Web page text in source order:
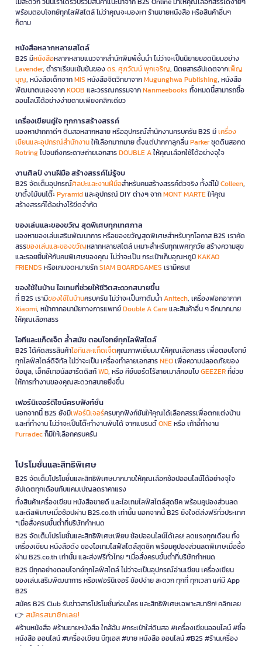
พร้อมตอบโจทย์ทุกไลฟ์สไตล์ ไม่ว่าคุณจะมองหา ร้านขายหนังสือ หรือสินค้าอื่นๆ
ก็ตาม
หนังสือหลากหลายสไตล์
B2S มีหนังสือหลากหลายแนวจากสำนักพิมพ์ชั้นนำ ไม่ว่าจะเป็นนิยายยอดนิยมอย่าง
Lavender, ตำราเรียนเข้มข้นของดร. ศุภวัฒน์ พุกเจริญ, นิตยสารอัปเดตจากเพ็ญ
บุญ, หนังสือเด็กจากMIS หนังสือจิตวิทยาจากMugunghwa Publishing, หนังสือ
พัฒนาตนเองจากKOOB และวรรณกรรมจากNanmeebooks ทั้งหมดนี้สามารถซื้อ
ออนไลน์ได้อย่างง่ายดายเพียงคลิกเดียว
เครื่องเขียนคู่ใจ ทุกการสร้างสรรค์
มองหาปากกาดีๆ ดินสอหลากหลาย หรืออุปกรณ์สำนักงานครบครัน B2S มีเครื่อง
เขียนและอุปกรณ์สำนักงานให้เลือกมากมาย ตั้งแต่ปากกาลูกลื่นParkerชุดดินสอกด
Rotringไปจนถึงกระดาษถ่ายเอกสารDOUBLE Aให้คุณเลือกใช้ได้อย่างจุใจ
งานศิลป์ งานฝีมือ สร้างสรรค์ไม่รู้จบ
B2S จัดเต็มอุปกรณ์ศิลปะและงานฝีมือสำหรับคนสร้างสรรค์ตัวจริง ทั้งสีไม้Colleen,
ขาตั้งไม้บนโต๊ะPyramidและอุปกรณ์ DIY ต่างๆ จากMONT MARTEให้คุณ
สร้างสรรค์ได้อย่างไร้ขีดจำกัด
ของเล่นและของขวัญ สุดพิเศษทุกเทศกาล
มองหาของเล่นเสริมพัฒนาการ หรือของขวัญสุดพิเศษสำหรับทุกโอกาส B2S เราคัด
สรรของเล่นและของขวัญหลากหลายสไตล์ เหมาะสำหรับทุกเพศทุกวัย สร้างความสุข
และรอยยิ้มให้กับคนพิเศษของคุณ ไม่ว่าจะเป็น กระเป๋าเก็บอุณหภูมิKAKAO
FRIENDS หรือเกมจดหมายรักSIAM BOARDGAMES เรามีครบ!
ของใช้ในบ้าน ไอเทมที่ช่วยให้ชีวิตสะดวกสบายขึ้น
ที่ B2S เรามีของใช้ในบ้านครบครัน ไม่ว่าจะเป็นกาต้มน้ำAnitech, เครื่องฟอกอากาศ
Xiaomi, หน้ากากอนามัยทางการแพทย์Double A Careและสินค้าอื่น ๆ อีกมากมาย
ให้คุณเลือกสรร
ไอทีและแก็ดเจ็ต ล้ำสมัย ตอบโจทย์ทุกไลฟ์สไตล์
B2S ได้คัดสรรสินค้าไอทีและแก็ดเจ็ตคุณภาพเยี่ยมมาให้คุณเลือกสรร เพื่อตอบโจทย์
ทุกไลฟ์สไตล์ดิจิทัล ไม่ว่าจะเป็น เครื่องทำลายเอกสารNEOเพื่อความปลอดภัยของ
ข้อมูล, เอ็กซ์เทอนัลฮาร์ดดิสก์WD, หรือ คีย์บอร์ดไร้สายเมาส์คอมโบGEEZERที่ช่วย
ให้การทำงานของคุณสะดวกสบายยิ่งขึ้น
เฟอร์นิเจอร์ดีไซน์ครบฟังก์ชั่น
นอกจากนี้ B2S ยังมีเฟอร์นิเจอร์ครบทุกฟังก์ชันให้คุณได้เลือกสรรเพื่อตกแต่งบ้าน
และที่ทำงาน ไม่ว่าจะเป็นโต๊ะทำงานพับได้ จากแบรนด์ONEหรือ เก้าอี้ทำงาน
Furradecก็มีให้เลือกครบครัน
โปรโมชั่นและสิทธิพิเศษ
B2S จัดเต็มโปรโมชั่นและสิทธิพิเศษมากมายให้คุณเลือกช้อปออนไลน์ได้อย่างจุใจ
อัปเดตทุกเดือนกับแคมเปญลดราคาแรง
ทั้งสินค้าเครื่องเขียน หนังสือขายดี และไอเทมไลฟ์สไตล์สุดชิค พร้อมคูปองส่วนลด
และดีลพิเศษเมื่อช้อปผ่าน B2S.co.th เท่านั้น นอกจากนี้ B2S ยังใจดีส่งฟรีทั่วประเทศ
*เมื่อสั่งครบขั้นต่ำที่บริษัทกำหนด
B2S จัดเต็มโปรโมชั่นและสิทธิพิเศษเพียบ ช้อปออนไลน์ได้เลย! ลดแรงทุกเดือน ทั้ง
เครื่องเขียน หนังสือดัง ของไอเทมไลฟ์สไตล์สุดชิค พร้อมคูปองส่วนลดพิเศษเมื่อซื้อ
ผ่าน B2S.co.th เท่านั้น และส่งฟรีทั่วไทย *เมื่อสั่งครบขั้นต่ำที่บริษัทกำหนด
B2S มีทุกอย่างตอบโจทย์ทุกไลฟ์สไตล์ ไม่ว่าจะเป็นอุปกรณ์อ่านเขียน เครื่องเขียน
ของเล่นเสริมพัฒนาการ หรือเฟอร์นิเจอร์ ช้อปง่าย สะดวก ทุกที่ ทุกเวลา แค่มี App
B2S
สมัคร B2S Club รับข่าวสารโปรโมชั่นก่อนใคร และสิทธิพิเศษเฉพาะสมาชิก! คลิกเลย
👉 สมัครสมาชิกเลย!
#ร้านหนังสือ #ร้านขายหนังสือ ใกล้ฉัน #กระเป๋าใส่ดินสอ #เครื่องเขียนออนไลน์ #ซื้อ
หนังสือ ออนไลน์ #เครื่องเขียน บีทูเอส #ขาย หนังสือ ออนไลน์ #B2S #ร้านเครื่อง